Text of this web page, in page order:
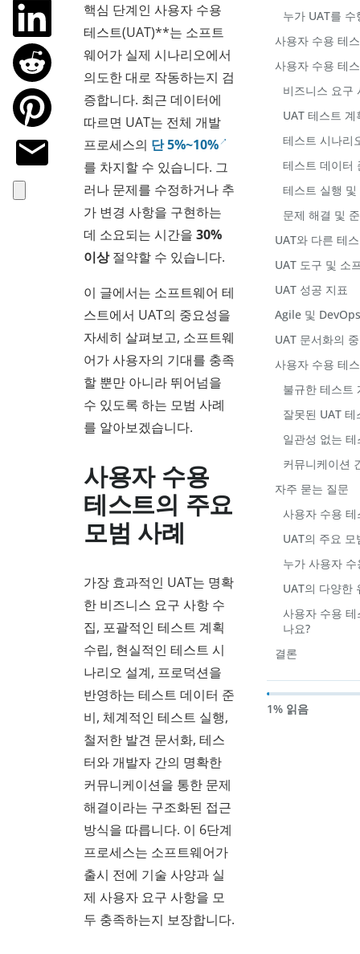
핵심 단계인 사용자 수용
테스트(UAT)**는 소프트
웨어가 실제 시나리오에서
의도한 대로 작동하는지 검
증합니다. 최근 데이터에
따르면 UAT는 전체 개발
프로세스의 단 5%~10%
를 차지할 수 있습니다. 그
러나 문제를 수정하거나 추
가 변경 사항을 구현하는
데 소요되는 시간을 30%
이상절약할 수 있습니다.
이 글에서는 소프트웨어 테
스트에서 UAT의 중요성을
자세히 살펴보고, 소프트웨
어가 사용자의 기대를 충족
할 뿐만 아니라 뛰어넘을
수 있도록 하는 모범 사례
를 알아보겠습니다.
사용자 수용
테스트의 주요
모범 사례
가장 효과적인 UAT는 명확
한 비즈니스 요구 사항 수
집, 포괄적인 테스트 계획
수립, 현실적인 테스트 시
나리오 설계, 프로덕션을
반영하는 테스트 데이터 준
비, 체계적인 테스트 실행,
철저한 발견 문서화, 테스
터와 개발자 간의 명확한
커뮤니케이션을 통한 문제
해결이라는 구조화된 접근
방식을 따릅니다. 이 6단계
프로세스는 소프트웨어가
출시 전에 기술 사양과 실
제 사용자 요구 사항을 모
두 충족하는지 보장합니다.
누가 UAT를 수
사용자 수용 테
사용자 수용 테
비즈니스 요구
UAT 테스트 계
테스트 시나리
테스트 데이터
테스트 실행
문제 해결 및
UAT와 다른 테
UAT 도구 및 소
UAT 성공 지표
Agile 및
UAT 문서화의
사용자 수용 테
불규한 테스트
잘못된 UAT
일관성 없는
커뮤니케이션
자주 묻는 질문
사용자 수용 테
UAT의 주요
누가 사용자
UAT의 다양한
사용자 수용
나요?
결론
1% 읽음